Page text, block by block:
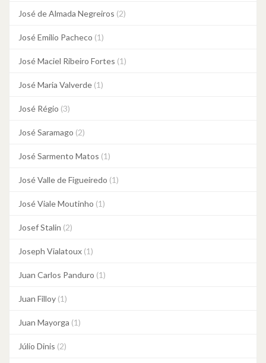
José de Almada Negreiros (2)
José Emilio Pacheco (1)
José Maciel Ribeiro Fortes (1)
José Maria Valverde (1)
José Régio (3)
José Saramago (2)
José Sarmento Matos (1)
José Valle de Figueiredo (1)
José Viale Moutinho (1)
Josef Stalin (2)
Joseph Vialatoux (1)
Juan Carlos Panduro (1)
Juan Filloy (1)
Juan Mayorga (1)
Júlio Dinis (2)